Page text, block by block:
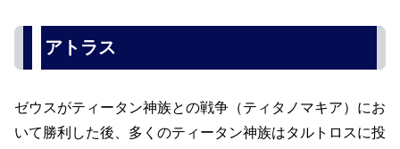
アトラス
ゼウスがティータン神族との戦争（ティタノマキア）にお
いて勝利した後、多くのティータン神族はタルトロスに投